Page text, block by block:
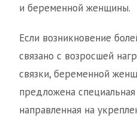
и беременной женщины.
Если возникновение
связано с возросшей
связки, беременной
предложена
направленная на